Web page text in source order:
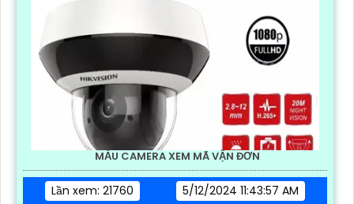
MẪU CAMERA XEM MÃ VẬN ĐƠN
Lần xem: 21760
5/12/2024 11:43:57 AM